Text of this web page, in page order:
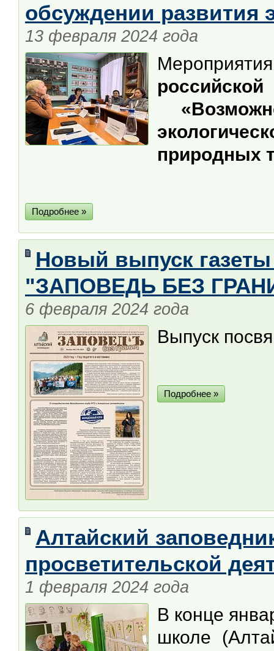
обсуждении развития
13 февраля 2024 года
природных
Подробнее »
Новый выпуск газеты
"ЗАПОВЕДЬ БЕЗ
6 февраля 2024 года
Выпуск
Подробнее »
Алтайский
просветительской
1 февраля 2024 года
В конце
школе